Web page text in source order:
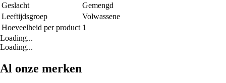
Geslacht
Gemengd
Leeftijdsgroep
Volwassene
Hoeveelheid per product 1
Loading...
Loading...
Al onze merken